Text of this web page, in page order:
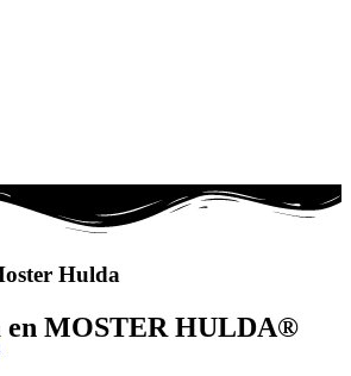
Hulda
en MOSTER HULDA®